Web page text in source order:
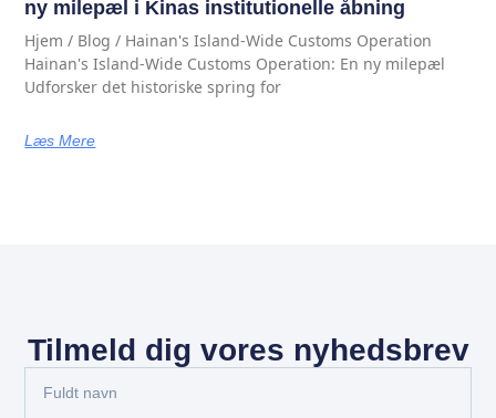
ny milepæl i Kinas institutionelle åbning
Hjem / Blog / Hainan's Island-Wide Customs Operation
Hainan's Island-Wide Customs Operation: En ny milepæl
Udforsker det historiske spring for
Læs Mere
Tilmeld dig vores nyhedsbrev